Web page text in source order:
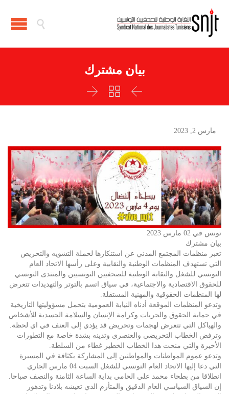

بيان مشترك



مارس 2, 2023
تونس في 02 مارس 2023
بيان مشترك
تعبر منظمات المجتمع المدني عن استنكارها لحملة التشويه والتحريض
التي تستهدف المنظمات الوطنية والنقابية وعلى رأسها الاتحاد العام
التونسي للشغل والنقابة الوطنية للصحفيين التونسيين والمنتدى التونسي
للحقوق الاقتصادية والاجتماعية، في سياق اتسم بالتوتر والتهديدات تتعرض
لها المنظمات الحقوقية والمهنية المستقلة.
وتدعو المنظمات الموقعة أدناه النيابة العمومية بتحمل مسؤوليتها التاريخية
في حماية الحقوق والحريات وكرامة الإنسان والسلامة الجسدية للأشخاص
والهياكل التي تتعرض لهجمات وتحريض قد يؤدي إلى العنف في اي لحظة.
وترفض الخطاب التحريضي والعنصري وتدينه بشدة خاصة مع التطورات
الأخيرة والتي منحت هذا الخطاب الخطير غطاء من السلطة.
وتدعو عموم المواطنات والمواطنين إلى المشاركة بكثافة في المسيرة
التي دعا إليها الاتحاد العام التونسي للشغل السبت 04 مارس الجاري
انطلاقا من بطحاء محمد علي الحامي بداية الساعة الثامنة والنصف صباحا.
إن السياق السياسي العام الدقيق والمتأزم الذي تعيشه بلادنا وتدهور